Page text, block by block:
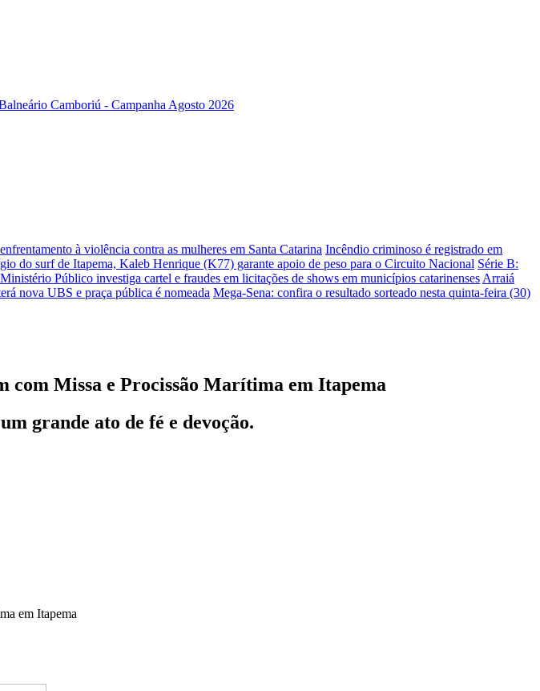
à violência contra as mulheres em Santa Catarina Incêndio criminoso é registrado em
do surf de Itapema, Kaleb Henrique (K77) garante apoio de peso para o Circuito Nacional Série B:
Público investiga cartel e fraudes em licitações de shows em municípios catarinenses Arraiá
nova UBS e praça pública é nomeada Mega-Sena: confira o resultado sorteado nesta quinta-feira (30)
com Missa e Procissão Marítima em Itapema
grande ato de fé e devoção.